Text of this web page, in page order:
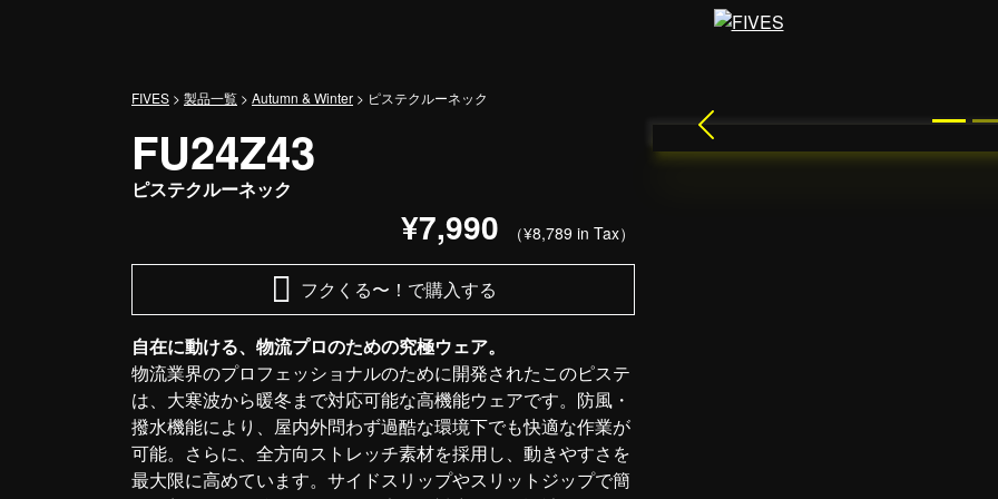
FIVES > 製品一覧 > Autumn & Winter > ピステクルーネック
FU24Z43
ピステクルーネック
¥7,990 （¥8,789 in Tax）
フクくる〜！で購入する
自在に動ける、物流プロのための究極ウェア。
物流業界のプロフェッショナルのために開発されたこのピステ
は、大寒波から暖冬まで対応可能な高機能ウェアです。防風・
撥水機能により、屋内外問わず過酷な環境下でも快適な作業が
可能。さらに、全方向ストレッチ素材を採用し、動きやすさを
最大限に高めています。サイドスリップやスリットジップで簡
Previous